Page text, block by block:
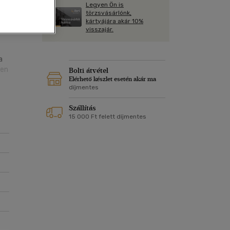
Kártya
Képeslap
Naptár
Legyen Ön is
törzsvásárlónk,
kártyájára akár 10%
visszajár.
Bolti átvétel
Elérhető készlet esetén akár ma
díjmentes
Szállítás
15 000 Ft felett díjmentes